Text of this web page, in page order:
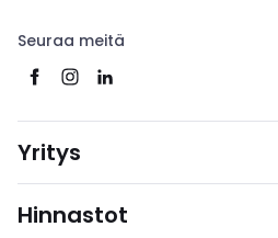
Seuraa meitä
Yritys
Hinnastot